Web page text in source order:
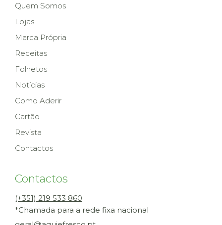
Quem Somos
Lojas
Marca Própria
Receitas
Folhetos
Notícias
Como Aderir
Cartão
Revista
Contactos
Contactos
(+351) 219 533 860
*Chamada para a rede fixa nacional